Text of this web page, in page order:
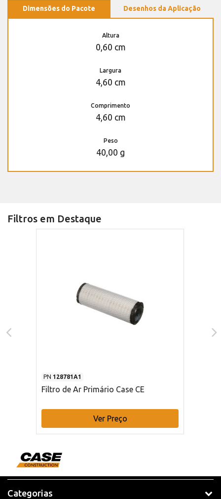
Dimensões do Pacote Desenhos da Aplicação
Altura
0,60 cm
Largura
4,60 cm
Comprimento
4,60 cm
Peso
40,00 g
Filtros em Destaque
PN 128781A1
Filtro de Ar Primário Case CE
Ver Preço
Categorias